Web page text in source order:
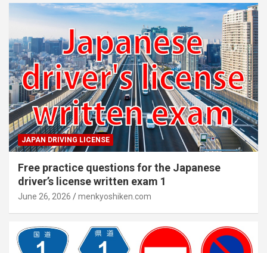
JAPAN DRIVING LICENSE
Free practice questions for the Japanese
driver’s license written exam 1
June 26, 2026 menkyoshiken.com